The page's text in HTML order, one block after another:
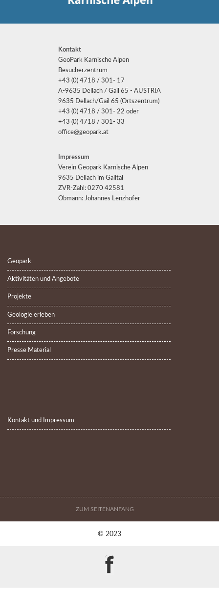
Kontakt
GeoPark Karnische Alpen
Besucherzentrum
+43 (0) 4718 / 301- 17
A-9635 Dellach / Gail 65 - AUSTRIA
9635 Dellach/Gail 65 (Ortszentrum)
+43 (0) 4718 / 301- 22 oder
+43 (0) 4718 / 301- 33
office@geopark.at
Impressum
Verein Geopark Karnische Alpen
9635 Dellach im Gailtal
ZVR-Zahl: 0270 42581
Obmann: Johannes Lenzhofer
Geopark
Aktivitäten und Angebote
Projekte
Geologie erleben
Forschung
Presse Material
Kontakt und Impressum
ZUM SEITENANFANG
© 2023